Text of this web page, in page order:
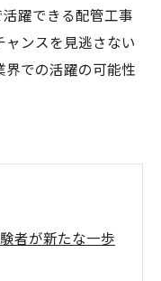
躍できる配管工事
ンスを見逃さない
での活躍の可能性
者が新たな一歩